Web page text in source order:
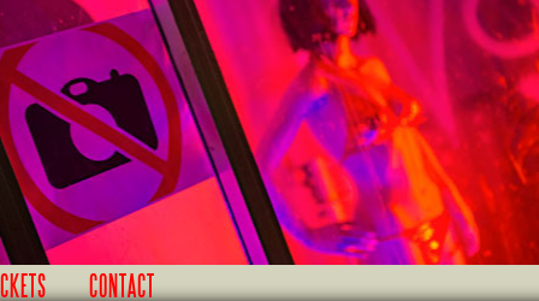
CONTACT